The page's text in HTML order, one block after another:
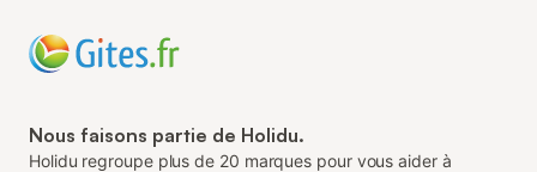
Nous faisons partie de Holidu.
Holidu regroupe plus de 20 marques pour vous aider à